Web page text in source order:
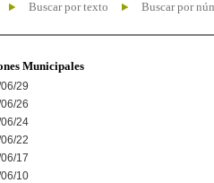
Buscar por texto Buscar por
Municipales
29
26
24
22
17
10